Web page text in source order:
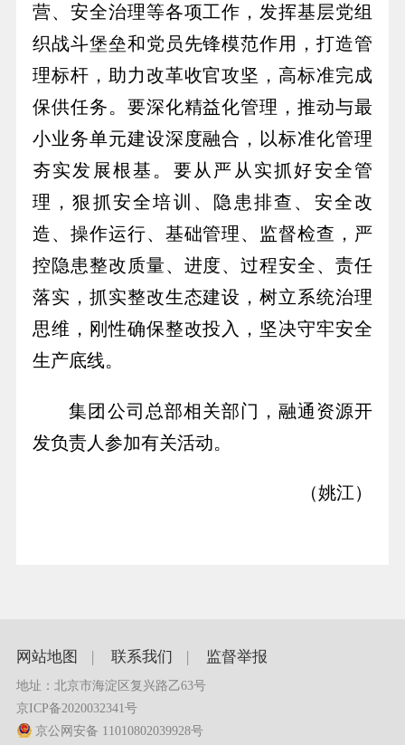
营、安全治理等各项工作，发挥基层党组
织战斗堡垒和党员先锋模范作用，打造管
理标杆，助力改革收官攻坚，高标准完成
保供任务。要深化精益化管理，推动与最
小业务单元建设深度融合，以标准化管理
夯实发展根基。要从严从实抓好安全管
理，狠抓安全培训、隐患排查、安全改
造、操作运行、基础管理、监督检查，严
控隐患整改质量、进度、过程安全、责任
落实，抓实整改生态建设，树立系统治理
思维，刚性确保整改投入，坚决守牢安全
生产底线。
集团公司总部相关部门，融通资源开
发负责人参加有关活动。
（姚江）
网站地图 | 联系我们 | 监督举报
地址：北京市海淀区复兴路乙63号
京ICP备2020032341号
京公网安备 11010802039928号